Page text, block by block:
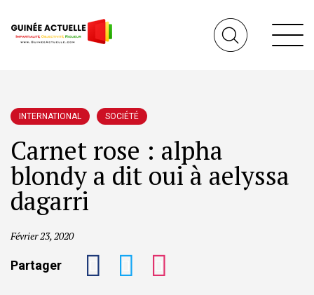
INTERNATIONAL SOCIÉTÉ
Carnet rose : alpha
blondy a dit oui à aelyssa
dagarri
Février 23, 2020
Partager